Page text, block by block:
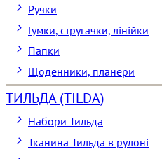
Ручки
Гумки, стругачки, лінійки
Папки
Щоденники, планери
ТИЛЬДА (TILDA)
Набори Тильда
Тканина Тильда в рулоні